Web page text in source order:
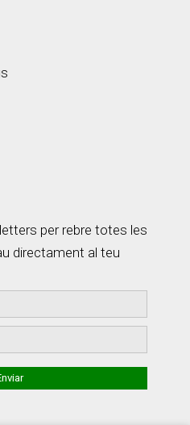
per rebre totes les
directament al teu